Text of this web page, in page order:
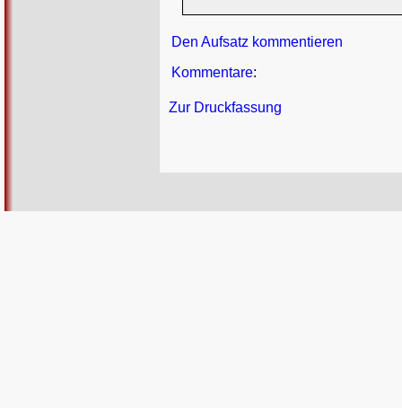
Den Aufsatz kommentieren
Kommentare:
Zur Druckfassung